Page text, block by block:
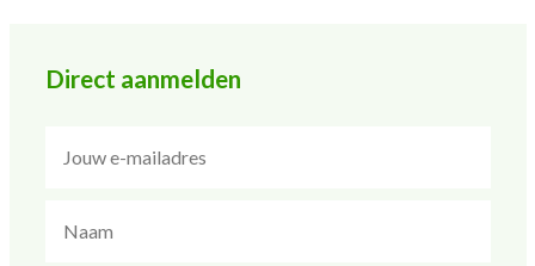
Direct aanmelden